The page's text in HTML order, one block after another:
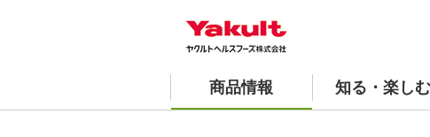
商品情報 知る・楽しむ